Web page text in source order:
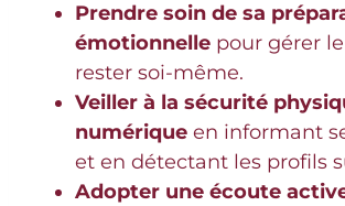
Prendre soin de sa
émotionnelle pour gérer
rester soi-même.
Veiller à la sécurité
numérique en informant
et en détectant les profils
Adopter une écoute